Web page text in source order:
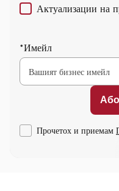
Актуализации на
*Имейл
Прочетох и приемам